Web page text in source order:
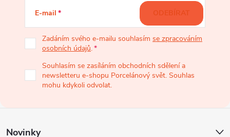
í
E-mail
Zadáním svého e-mailu souhlasím se zpracováním
osobních údajů.
Souhlasím se zasíláním obchodních sdělení a
newsletteru e-shopu Porcelánový svět. Souhlas
mohu kdykoli odvolat.
ODEBÍRAT
Novinky